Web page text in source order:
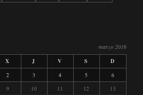
marzo 2016
X J V S D
2 3 4 5
6
9 10 11 12
13